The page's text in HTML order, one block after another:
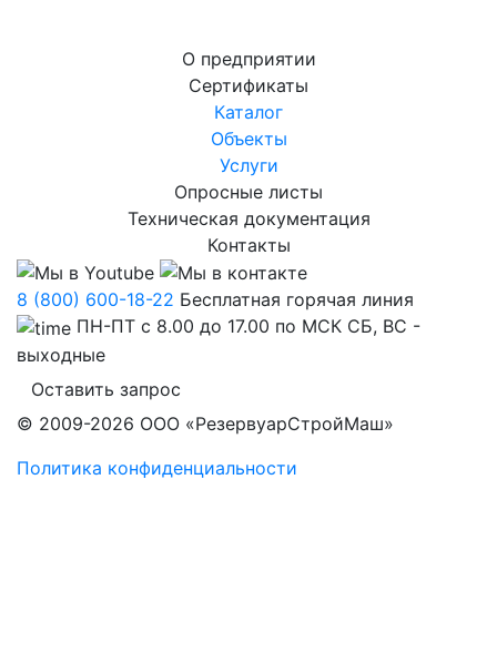
О предприятии
Сертификаты
Каталог
Объекты
Услуги
Опросные листы
Техническая документация
Контакты
8 (800) 600-18-22 Бесплатная горячая линия
ПН-ПТ с 8.00 до 17.00 по МСК СБ, ВС -
выходные
Оставить запрос
© 2009-2026 ООО «РезервуарСтройМаш»
Политика конфиденциальности